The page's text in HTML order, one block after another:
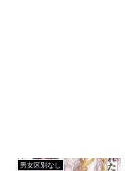
男女区別なし